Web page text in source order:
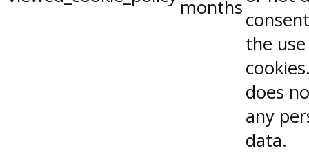
months
the
does
any
data.